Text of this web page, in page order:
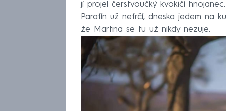
jí projel čerstvoučký kvokičí
Parafín už nefrčí, dneska jedem na
že Martina se tu už nikdy nezuje.